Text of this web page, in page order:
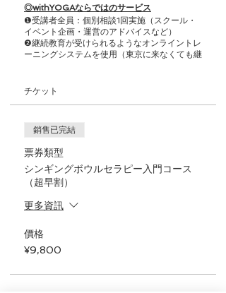
◎withYOGAならではのサービス
❶受講者全員：個別相談1回実施（スクール・
イベント企画・運営のアドバイスなど）
❷継続教育が受けられるようなオンライントレ
ーニングシステムを使用（東京に来なくても継
画、企業ヨガ指導委託、オンラインセッション
❹withYOGA指導者コミュニティ（3ヶ月に1回
オンライン・オフラインでの座談会や勉強会）
談ください
◎こんな方に来ていただきたいです
✓シンギングボウルに興味がある
ルタン）の瞑想を実践されている
✓ヨガレッスンの中に取り入れたい
チケット
銷售已完結
票券類型
シンギングボウルセラピー入門コース
（超早割）
更多資訊
價格
¥9,800